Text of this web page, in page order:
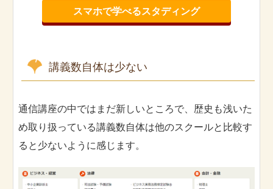
スマホで学べるスタディング
講義数自体は少ない
通信講座の中ではまだ新しいところで、歴史も浅いた
め取り扱っている講義数自体は他のスクールと比較す
ると少ないように感じます。